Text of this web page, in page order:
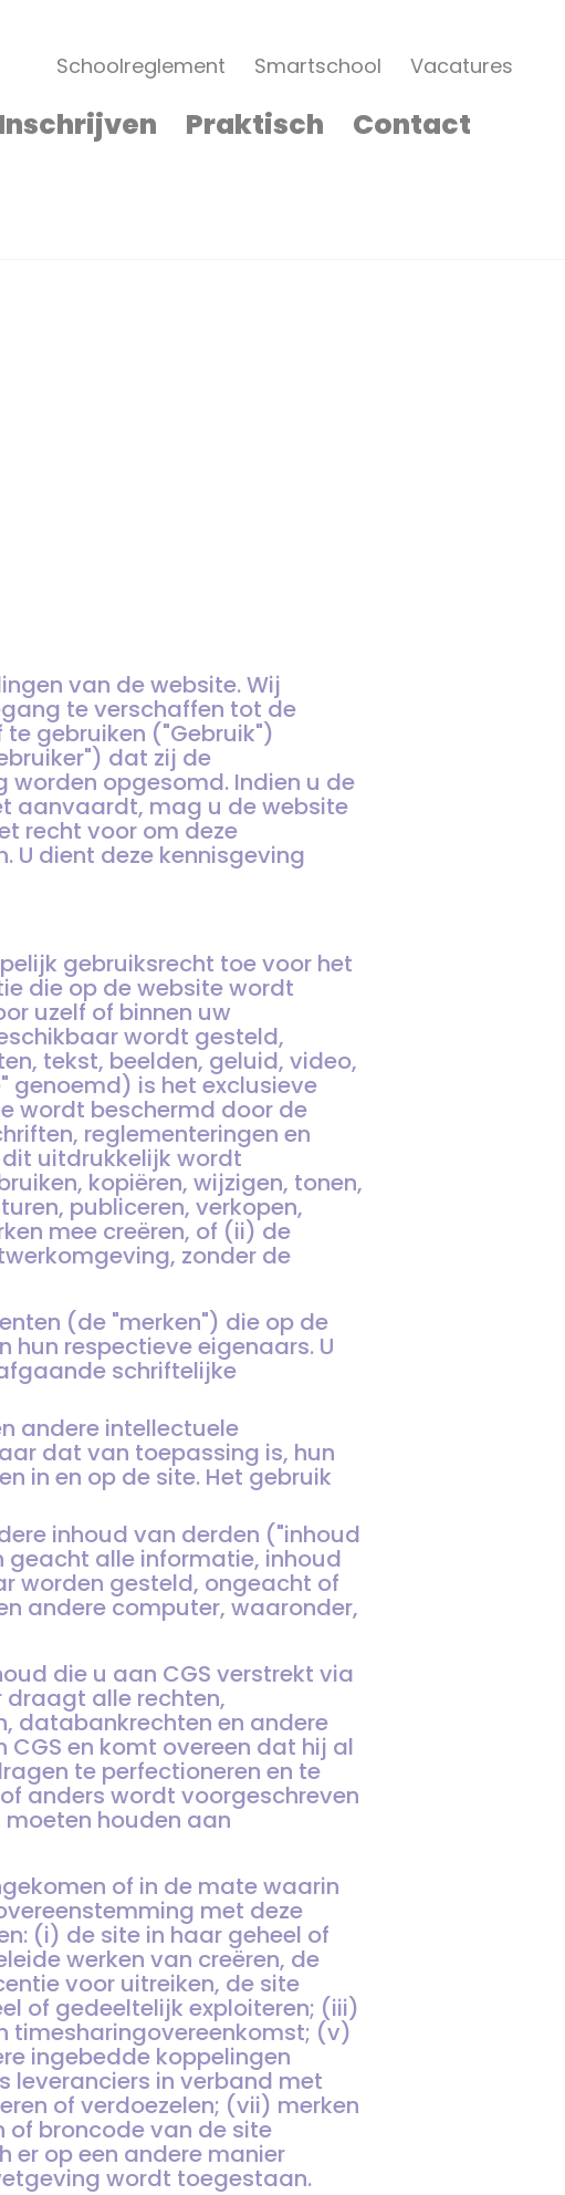
Schoolreglement Smartschool Vacatures
Inschrijven Praktisch
Contact
van de website. Wij
te verschaffen tot de
gebruiken ("Gebruik")
dat zij de
opgesomd. Indien u de
aanvaardt, mag u de website
recht voor om deze
U dient deze kennisgeving
gebruiksrecht toe voor het
die op de website wordt
uzelf of binnen uw
wordt gesteld,
tekst, beelden, geluid, video,
genoemd) is het exclusieve
wordt beschermd door de
reglementeringen en
uitdrukkelijk wordt
kopiëren, wijzigen, tonen,
publiceren, verkopen,
mee creëren, of (ii) de
zonder de
(de "merken") die op de
hun respectieve eigenaars. U
schriftelijke
andere intellectuele
dat van toepassing is, hun
in en op de site. Het gebruik
inhoud van derden ("inhoud
geacht alle informatie, inhoud
worden gesteld, ongeacht of
andere computer, waaronder,
die u aan CGS verstrekt via
draagt alle rechten,
databankrechten en andere
en komt overeen dat hij al
te perfectioneren en te
anders wordt voorgeschreven
houden aan
of in de mate waarin
met deze
(i) de site in haar geheel of
werken van creëren, de
voor uitreiken, de site
of gedeeltelijk exploiteren; (iii)
timesharingovereenkomst; (v)
ingebedde koppelingen
leveranciers in verband met
of verdoezelen; (vii) merken
of broncode van de site
er op een andere manier
wordt toegestaan.